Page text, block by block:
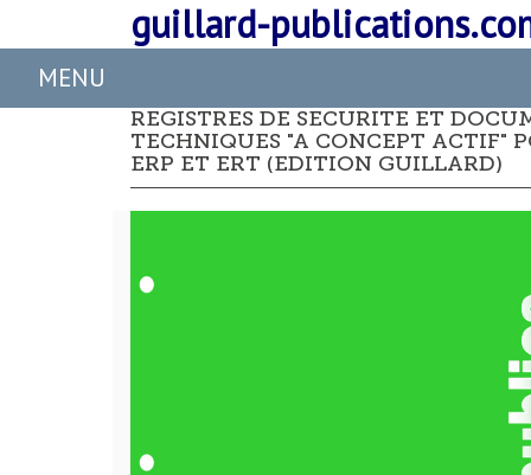
guillard-
REGISTRES DE SECURITE ET
TECHNIQUES "A CONCEPT ACTIF"
ERP ET ERT (EDITION GUILLARD)